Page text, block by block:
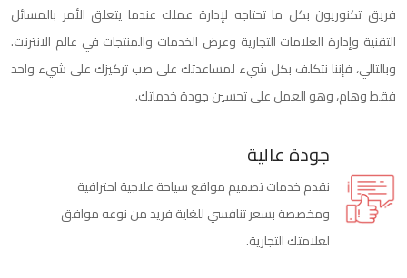
فريق تكنوريون بكل ما تحتاجه لإدارة عملك عندما يتعلق الأمر بالمسائل
التقنية وإدارة العلامات التجارية وعرض الخدمات والمنتجات في عالم الانترنت.
وبالتالي، فإننا نتكلف بكل شيء لمساعدتك على صب تركيزك على شيء واحد
فقط وهام، وهو العمل على تحسين جودة خدماتك.
جودة عالية
نقدم خدمات تصميم مواقع سياحة علاجية احترافية
ومخصصة بسعر تنافسي للغاية فريد من نوعه موافق
لعلامتك التجارية.